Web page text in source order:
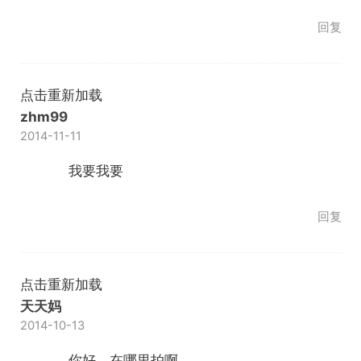
回复
点击重新加载
zhm99
2014-11-11
我要我要
回复
点击重新加载
天天妈
2014-10-13